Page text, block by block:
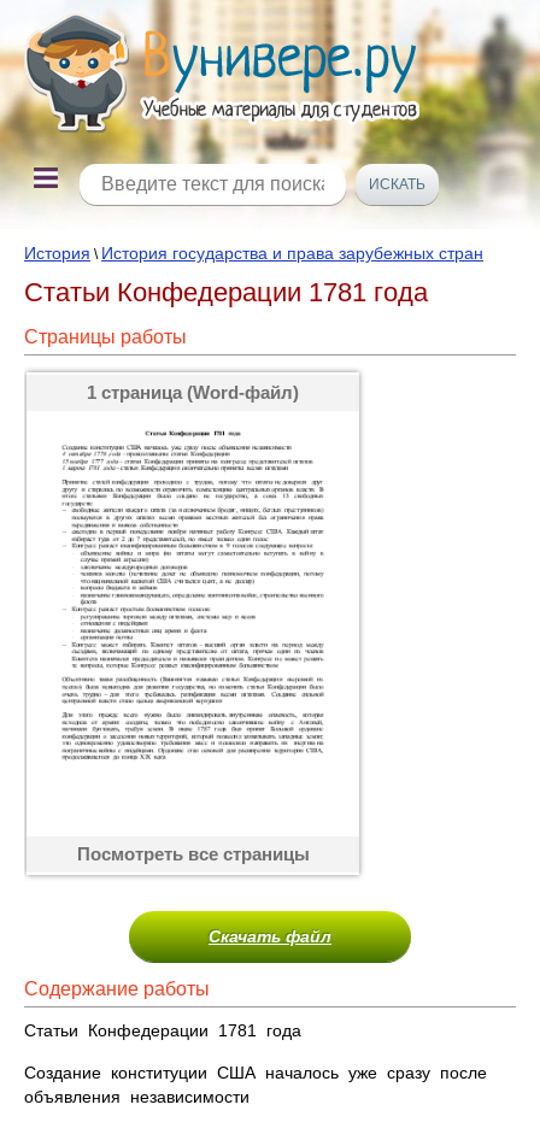
История \ История государства и права зарубежных стран
Статьи Конфедерации 1781 года
Страницы работы
1 страница (Word-файл)
Посмотреть все страницы
Скачать файл
Содержание работы
Статьи Конфедерации 1781 года
Создание конституции США началось уже сразу после
объявления независимости